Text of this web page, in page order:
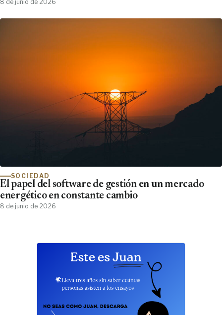
Clínicos Demanda y No Encuentra
8 de junio de 2026
SOCIEDAD
El papel del software de gestión en un mercado
energético en constante cambio
8 de junio de 2026